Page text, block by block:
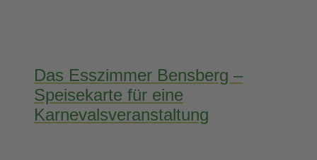
Das Esszimmer Bensberg –
Speisekarte für eine
Karnevalsveranstaltung